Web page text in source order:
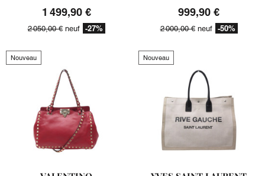
1 499,90 €
2 050,00 €neuf -27%
999,90 €
2 000,00 €neuf -50%
Nouveau Nouveau